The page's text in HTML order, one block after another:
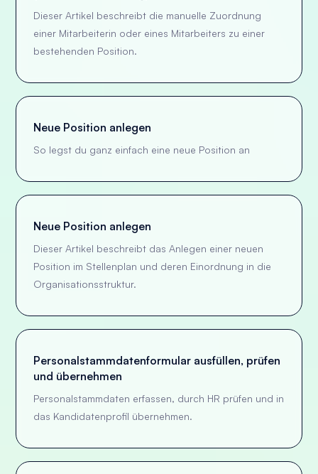
Dieser Artikel beschreibt die manuelle Zuordnung
einer Mitarbeiterin oder eines Mitarbeiters zu einer
bestehenden Position.
Neue Position anlegen
So legst du ganz einfach eine neue Position an
Neue Position anlegen
Dieser Artikel beschreibt das Anlegen einer neuen
Position im Stellenplan und deren Einordnung in die
Organisationsstruktur.
Personalstammdatenformular ausfüllen, prüfen
und übernehmen
Personalstammdaten erfassen, durch HR prüfen und in
das Kandidatenprofil übernehmen.